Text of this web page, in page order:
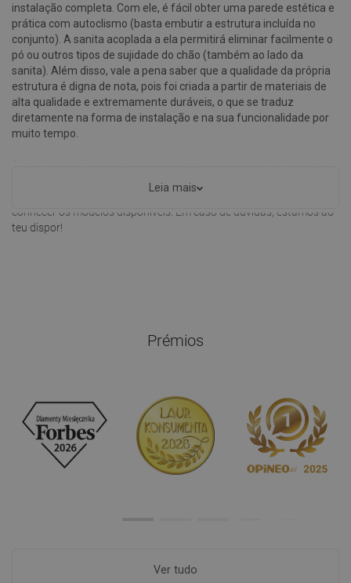
instalação completa. Com ele, é fácil obter uma parede estética e
prática com autoclismo (basta embutir a estrutura incluída no
conjunto). A sanita acoplada a ela permitirá eliminar facilmente o
pó ou outros tipos de sujidade do chão (também ao lado da
sanita). Além disso, vale a pena saber que a qualidade da própria
estrutura é digna de nota, pois foi criada a partir de materiais de
alta qualidade e extremamente duráveis, o que se traduz
diretamente na forma de instalação e na sua funcionalidade por
muito tempo.
como: assento de descarga lenta, sanita sem aro, ou também
conhecer os modelos disponíveis. Em caso de dúvidas, estamos ao
teu dispor!
Leia mais
Prémios
Ver tudo